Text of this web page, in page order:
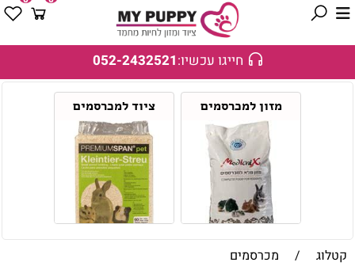
חייגו עכשיו:052-2432521
מזון למכרסמים ציוד למכרסמים
קטלוג / מכרסמים